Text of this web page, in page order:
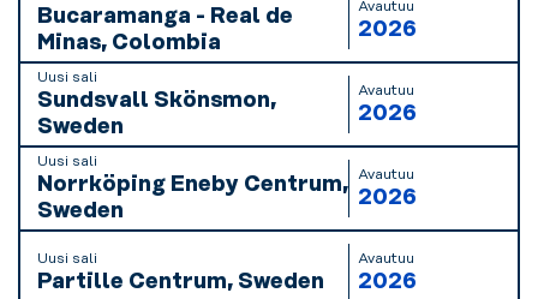
Bucaramanga - Real de
Minas, Colombia
Avautuu
2026
Uusi sali
Sundsvall Skönsmon,
Sweden
Avautuu
2026
Uusi sali
Norrköping Eneby Centrum,
Sweden
Avautuu
2026
Uusi sali
Partille Centrum, Sweden
Avautuu
2026